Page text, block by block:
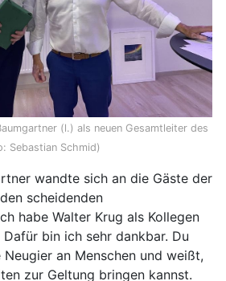
(l.) als neuen Gesamtleiter des
Sebastian Schmid)
wandte sich an die Gäste der
scheidenden
habe Walter Krug als Kollegen
bin ich sehr dankbar. Du
an Menschen und weißt,
zur Geltung bringen kannst.